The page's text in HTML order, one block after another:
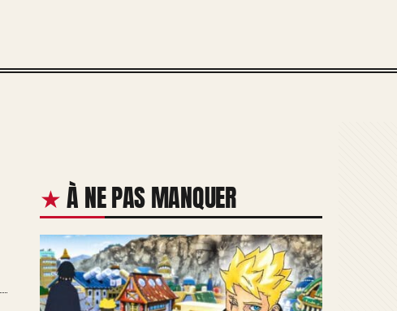
À NE PAS MANQUER